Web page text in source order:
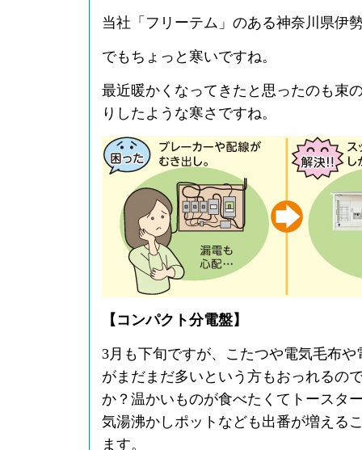
当社「フリーテム」のある神奈川県伊
でもちょっと寒いですね。
最近暖かくなってきたと思ったのも束
りしたような寒さですね。
【コンパクト分電盤】
3月も下旬ですが、こたつや電気毛布
がまだまだ多いという方もおっれるの
か？温かいものが食べたくてトースタ
気湯沸かしポットなども出番が増える
ます。